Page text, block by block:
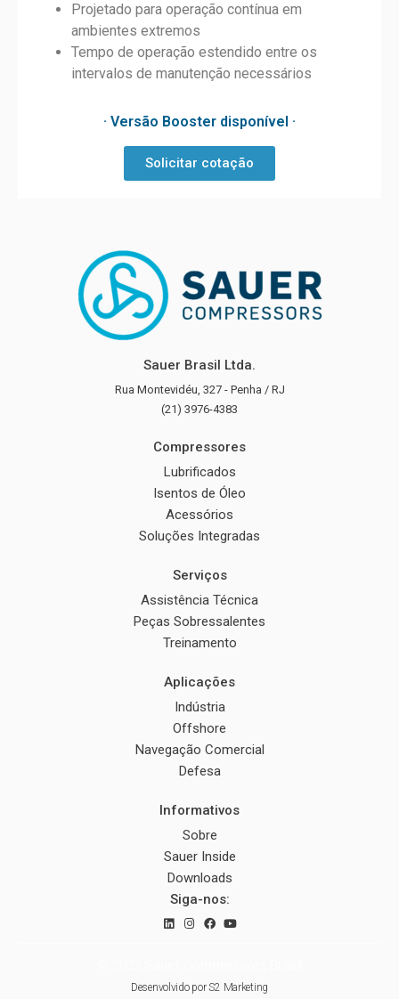
Projetado para operação contínua em
ambientes extremos
Tempo de operação estendido entre os
intervalos de manutenção necessários
· Versão Booster disponível ·
Solicitar cotação
Sauer Brasil Ltda.
Rua Montevidéu, 327 - Penha / RJ
(21) 3976-4383
Compressores
Lubrificados
Isentos de Óleo
Acessórios
Soluções Integradas
Serviços
Assistência Técnica
Peças Sobressalentes
Treinamento
Aplicações
Indústria
Offshore
Navegação Comercial
Defesa
Informativos
Sobre
Sauer Inside
Downloads
Siga-nos:
Desenvolvido porS2 Marketing